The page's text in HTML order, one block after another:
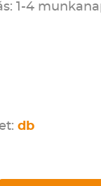
1-4
db